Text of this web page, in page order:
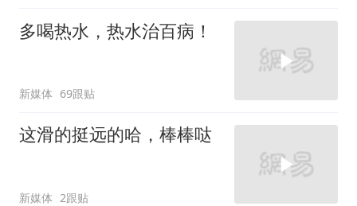
多喝热水，热水治百病！
新媒体 69跟贴
这滑的挺远的哈，棒棒哒
新媒体 2跟贴